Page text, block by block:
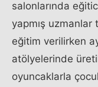
salonlarında
yapmış uzmanlar
eğitim verilirken
atölyelerinde
oyuncaklarla